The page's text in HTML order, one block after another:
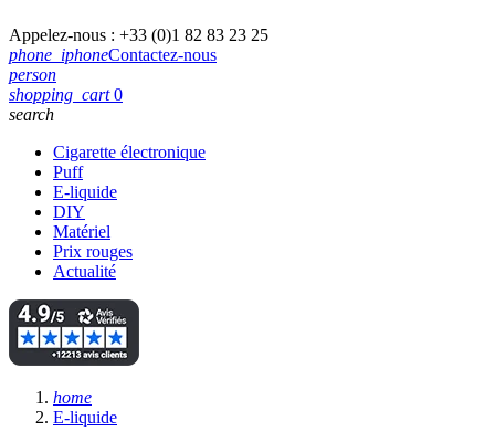
Appelez-nous : +33 (0)1 82 83 23 25
phone_iphoneContactez-nous
person
shopping_cart 0
search
Cigarette électronique
Puff
E-liquide
DIY
Matériel
Prix rouges
Actualité
home
E-liquide